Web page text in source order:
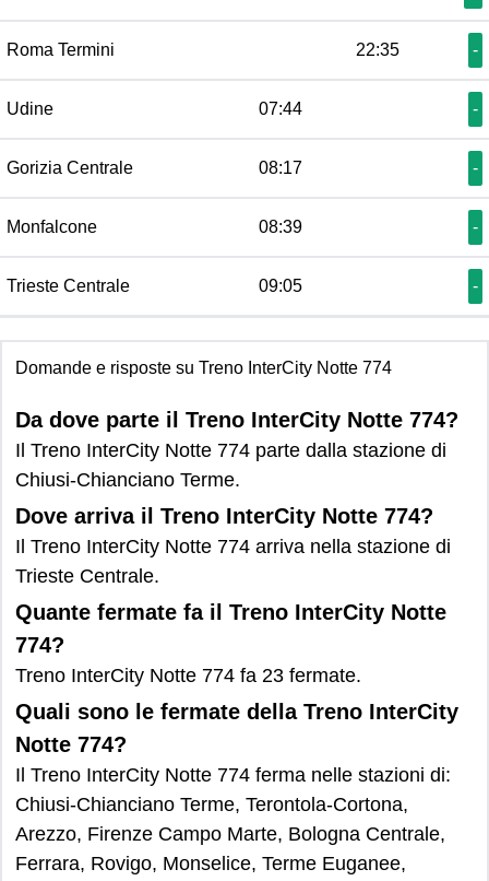
Roma Termini 22:35 -
Udine 07:44 -
Gorizia Centrale 08:17 -
Monfalcone 08:39 -
Trieste Centrale 09:05 -
Domande e risposte su Treno InterCity Notte 774
Da dove parte il Treno InterCity Notte 774?
Il Treno InterCity Notte 774 parte dalla stazione di
Chiusi-Chianciano Terme.
Dove arriva il Treno InterCity Notte 774?
Il Treno InterCity Notte 774 arriva nella stazione di
Trieste Centrale.
Quante fermate fa il Treno InterCity Notte
774?
Treno InterCity Notte 774 fa 23 fermate.
Quali sono le fermate della Treno InterCity
Notte 774?
Il Treno InterCity Notte 774 ferma nelle stazioni di:
Chiusi-Chianciano Terme, Terontola-Cortona,
Arezzo, Firenze Campo Marte, Bologna Centrale,
Ferrara, Rovigo, Monselice, Terme Euganee,